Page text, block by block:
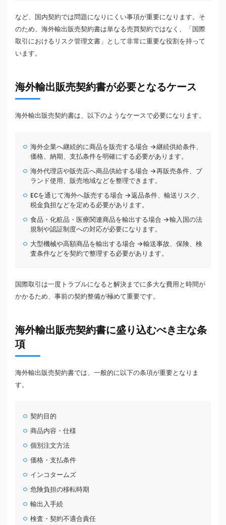
など、国内契約では問題になりにくい事項が重要になります。そ
のため、海外輸出販売契約書は単なる売買契約ではなく、「国際
取引におけるリスク管理文書」として非常に重要な役割を持って
います。
海外輸出販売契約書が必要となるケース
海外輸出販売契約書は、以下のようなケースで必要になります。
海外企業へ継続的に商品を販売する場合 →継続供給条件、
価格、納期、支払条件を明確にする必要があります。
海外代理店や販売店へ商品供給する場合 →再販売条件、ブ
ランド使用、販売地域などを整理できます。
ECを通じて海外へ販売する場合 →返品条件、輸送リスク、
税金負担などを定める必要があります。
食品・化粧品・医療関連商品を輸出する場合 →輸入国の法
規制や認証制度への対応が必要になります。
大型機械や高額商品を輸出する場合 →輸送事故、保険、検
査条件などを契約で整理する必要があります。
国際取引は一度トラブルになると解決までに多大な費用と時間が
かかるため、事前の契約整備が極めて重要です。
海外輸出販売契約書に盛り込むべき主な条
項
海外輸出販売契約書では、一般的に以下の条項が重要となりま
す。
契約目的
商品内容・仕様
個別注文方法
価格・支払条件
インコタームズ
危険負担の移転時期
輸出入手続
検査・契約不適合責任